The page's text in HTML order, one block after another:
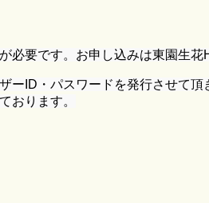
必要です。 お申し込みは東園生
ーID・パスワードを発行させて頂
おります。